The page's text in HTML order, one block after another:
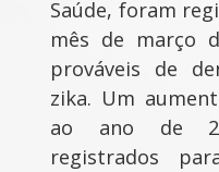
Saúde, foram
mês de março
prováveis de
zika. Um
ao ano de
registrados